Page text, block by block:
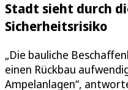
Stadt sieht durch
Sicherheitsrisiko
„Die bauliche
einen Rückbau
Ampelanlagen“,